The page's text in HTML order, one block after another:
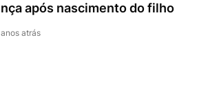
após nascimento do filho
atrás